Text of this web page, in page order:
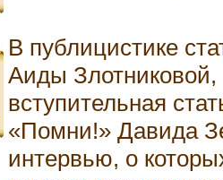
В публицистике
Аиды
вступительная
«Помни!» Давида
интервью, о